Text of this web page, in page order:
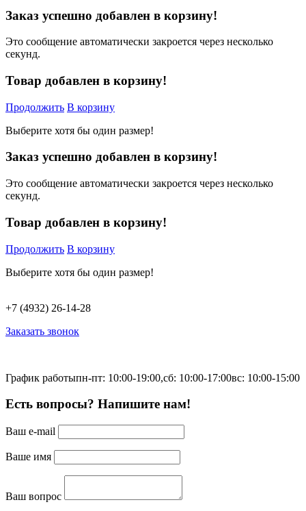
Заказ успешно добавлен в корзину!
Это сообщение автоматически закроется через несколько
секунд.
Товар добавлен в корзину!
Продолжить В корзину
Выберите хотя бы один размер!
Заказ успешно добавлен в корзину!
Это сообщение автоматически закроется через несколько
секунд.
Товар добавлен в корзину!
Продолжить В корзину
Выберите хотя бы один размер!
+7 (4932) 26-14-28
Заказать звонок
График работыпн-пт: 10:00-19:00,сб: 10:00-17:00вс: 10:00-15:00
Есть вопросы? Напишите нам!
Ваш e-mail
Ваше имя
Ваш вопрос